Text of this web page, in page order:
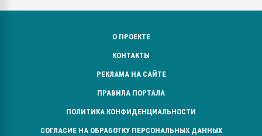
О ПРОЕКТЕ
КОНТАКТЫ
РЕКЛАМА НА САЙТЕ
ПРАВИЛА ПОРТАЛА
ПОЛИТИКА КОНФИДЕНЦИАЛЬНОСТИ
СОГЛАСИЕ НА ОБРАБОТКУ ПЕРСОНАЛЬНЫХ ДАННЫХ